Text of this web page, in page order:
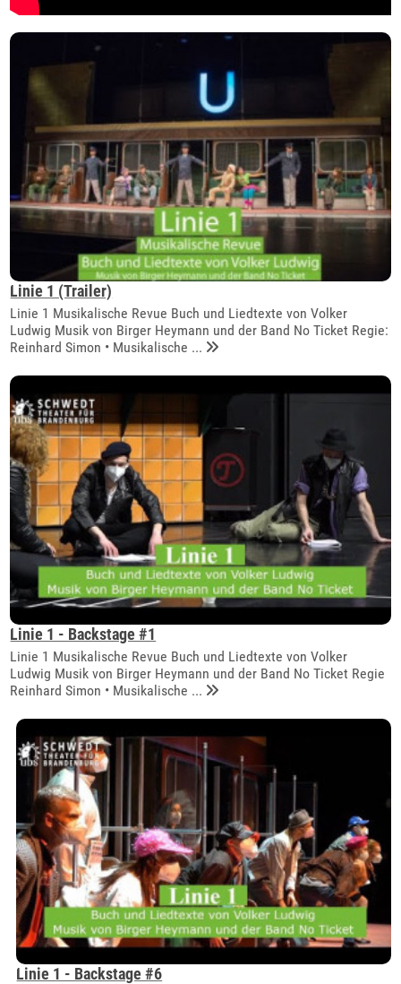
Linie 1 (Trailer)
Linie 1 Musikalische Revue Buch und Liedtexte von Volker
Ludwig Musik von Birger Heymann und der Band No Ticket Regie:
Reinhard Simon • Musikalische ...
Linie 1 - Backstage #1
Linie 1 Musikalische Revue Buch und Liedtexte von Volker
Ludwig Musik von Birger Heymann und der Band No Ticket Regie
Reinhard Simon • Musikalische ...
Linie 1 - Backstage #6